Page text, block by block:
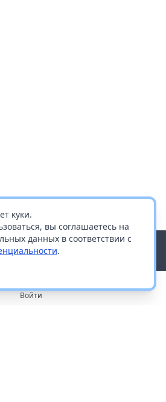
куки.
вы соглашаетесь на
данных в соответствии с
.
Войти